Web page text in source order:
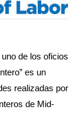
de los oficios
es un
realizadas por
de Mid-